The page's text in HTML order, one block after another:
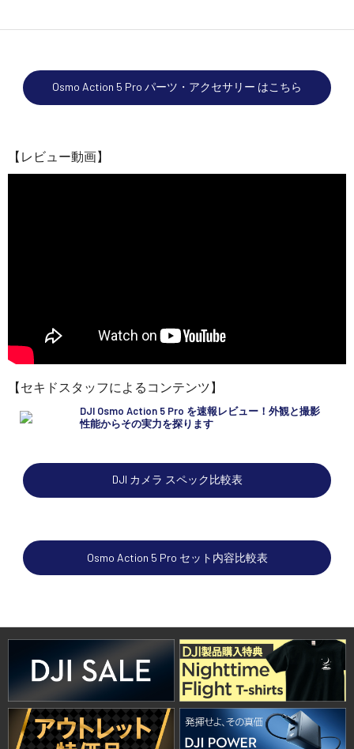
Osmo Action 5 Pro パーツ・アクセサリー はこちら
【レビュー動画】
【セキドスタッフによるコンテンツ】
DJI Osmo Action 5 Pro を速報レビュー！外観と撮影
性能からその実力を探ります
DJI カメラ スペック比較表
Osmo Action 5 Pro セット内容比較表